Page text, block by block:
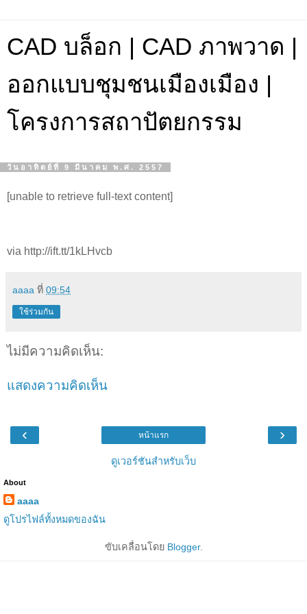
CAD บล็อก | CAD ภาพวาด |
ออกแบบชุมชนเมืองเมือง |
โครงการสถาปัตยกรรม
วันอาทิตย์ที่ 9 มีนาคม พ.ศ. 2557
[unable to retrieve full-text content]
via http://ift.tt/1kLHvcb
aaaa ที่ 09:54
ใช้ร่วมกัน
ไม่มีความคิดเห็น:
แสดงความคิดเห็น
‹ ›
หน้าแรก
ดูเวอร์ชันสำหรับเว็บ
About
aaaa
ดูโปรไฟล์ทั้งหมดของฉัน
ขับเคลื่อนโดย Blogger.